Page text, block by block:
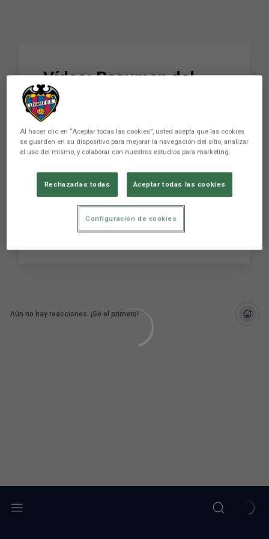
Vídeo: Resumen del
encuentro Levante UD
B-CE Constància
Juanma en los últimos minutos del encuentro,
sumar los tres puntos. Gracias a Levante UD TV
puedes ver el resumen
Aún no hay reacciones. ¡Sé el primero!
Al hacer clic en “Aceptar todas las cookies”, usted acepta que las cookies
se guarden en su dispositivo para mejorar la navegación del sitio, analizar
el uso del mismo, y colaborar con nuestros estudios para marketing.
Rechazarlas todas Aceptar todas las cookies
Configuración de cookies